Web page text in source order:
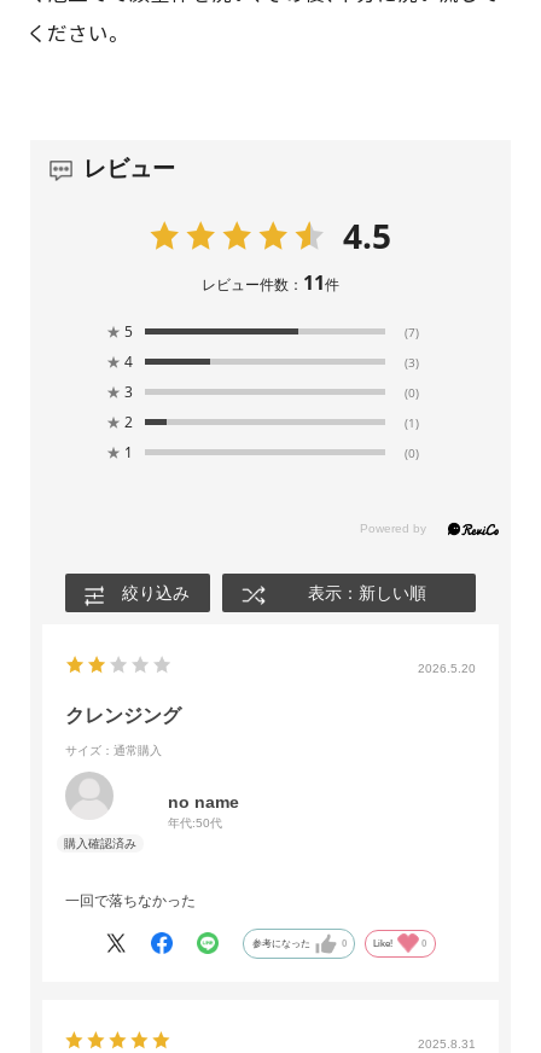
ください。
レビュー
4.5
レビュー件数： 11件
★ 5 (7)
★ 4 (3)
★ 3 (0)
★ 2 (1)
★ 1 (0)
絞り込み 表示：新しい順
2026.5.20
クレンジング
サイズ：通常購入
no name
年代:50代
一回で落ちなかった
参考になった 0 Like! 0
2025.8.31